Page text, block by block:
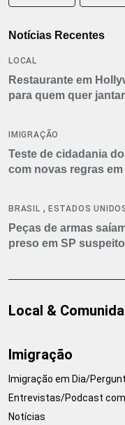
Notícias Recentes
LOCAL
Restaurante em
para quem quer
IMIGRAÇÃO
Teste de cidadania
com novas regras
BRASIL , ESTADOS
Peças de armas
preso em SP
Local &
Imigração
Imigração em Dia/
Entrevistas/Podcast
Notícias